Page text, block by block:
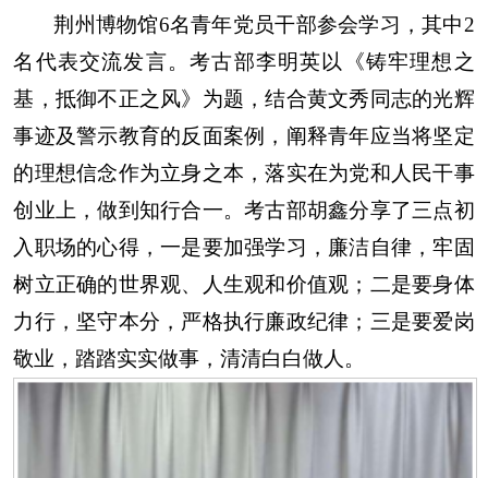
荆州博物馆6名青年党员干部参会学习，其中2
名代表交流发言。考古部李明英以《铸牢理想之
基，抵御不正之风》为题，结合黄文秀同志的光辉
事迹及警示教育的反面案例，阐释青年应当将坚定
的理想信念作为立身之本，落实在为党和人民干事
创业上，做到知行合一。考古部胡鑫分享了三点初
入职场的心得，一是要加强学习，廉洁自律，牢固
树立正确的世界观、人生观和价值观；二是要身体
力行，坚守本分，严格执行廉政纪律；三是要爱岗
敬业，踏踏实实做事，清清白白做人。